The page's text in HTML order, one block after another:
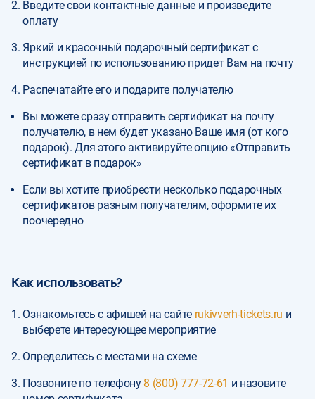
Введите свои контактные данные и произведите
оплату
Яркий и красочный подарочный сертификат с
инструкцией по использованию придет Вам на почту
Распечатайте его и подарите получателю
Вы можете сразу отправить сертификат на почту
получателю, в нем будет указано Ваше имя (от кого
подарок). Для этого активируйте опцию «Отправить
сертификат в подарок»
Если вы хотите приобрести несколько подарочных
сертификатов разным получателям, оформите их
поочередно
Как использовать?
Ознакомьтесь с афишей на сайте rukivverh-tickets.ru и
выберете интересующее мероприятие
Определитесь с местами на схеме
Позвоните по телефону 8 (800) 777-72-61 и назовите